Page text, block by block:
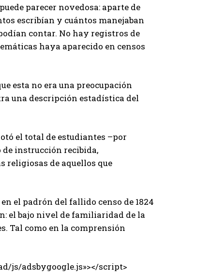
parecer novedosa: aparte de
escribían y cuántos manejaban
contar. No hay registros de
haya aparecido en censos
esta no era una preocupación
una descripción estadística del
el total de estudiantes –por
de instrucción recibida,
religiosas de aquellos que
el padrón del fallido censo de 1824
el bajo nivel de familiaridad de la
Tal como en la comprensión
js/adsbygoogle.js»></script>